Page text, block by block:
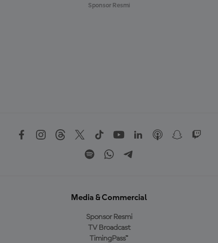
Sponsor Resmi
Media & Commercial
Sponsor Resmi
TV Broadcast
TimingPass™